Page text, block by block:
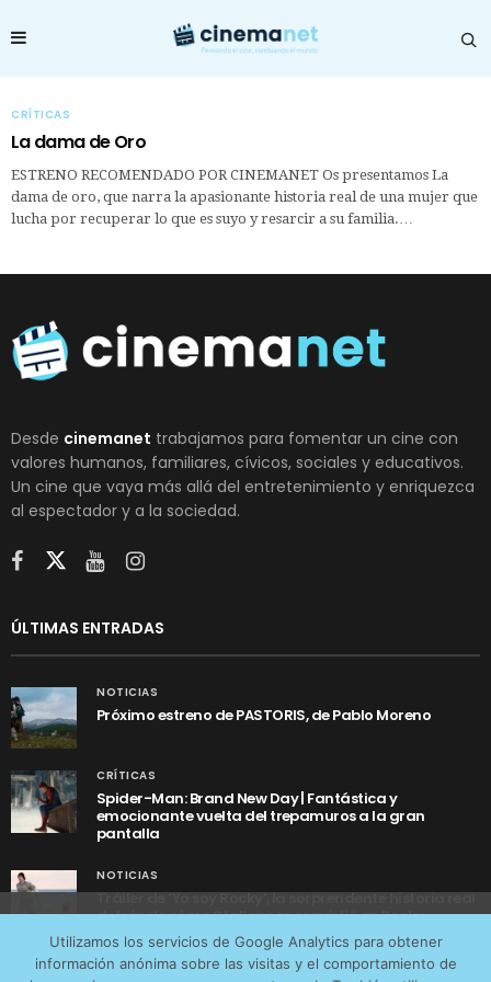
CRÍTICAS
La dama de Oro
ESTRENO RECOMENDADO POR CINEMANET Os presentamos La
dama de oro, que narra la apasionante historia real de una mujer que
lucha por recuperar lo que es suyo y resarcir a su familia.…
Desde cinemanet trabajamos para fomentar un cine con
valores humanos, familiares, cívicos, sociales y educativos.
Un cine que vaya más allá del entretenimiento y enriquezca
al espectador y a la sociedad.
ÚLTIMAS ENTRADAS
NOTICIAS
Próximo estreno de PASTORIS, de Pablo Moreno
CRÍTICAS
Spider-Man: Brand New Day | Fantástica y
emocionante vuelta del trepamuros a la gran
pantalla
NOTICIAS
Tráiler de ‘Yo soy Rocky’, la sorprendente historia real
detrás de cómo Stallone se convirtió en Rocky
Utilizamos los servicios de Google Analytics para obtener
información anónima sobre las visitas y el comportamiento de
tráfico web que recibimos y conocer los servicios que